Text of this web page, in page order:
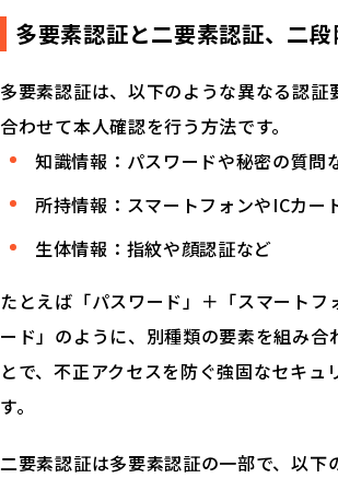
多要素認証と二要素認証、二
多要素認証は、以下のような異なる認証
合わせて本人確認を行う方法です。
知識情報：パスワードや秘密の質問
所持情報：スマートフォンやICカー
生体情報：指紋や顔認証など
たとえば「パスワード」＋「スマートフ
ード」のように、別種類の要素を組み合
とで、不正アクセスを防ぐ強固なセキュ
す。
二要素認証は多要素認証の一部で、以下